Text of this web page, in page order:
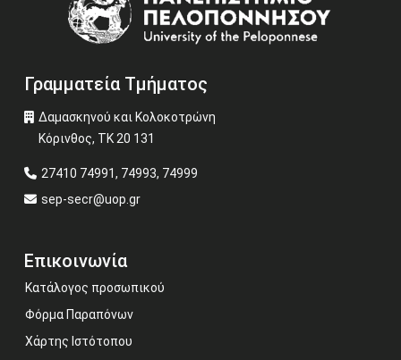
Γραμματεία Τμήματος
Δαμασκηνού και Κολοκοτρώνη
Κόρινθος, ΤΚ 20 131
27410 74991, 74993, 74999
sep-secr@uop.gr
Επικοινωνία
Κατάλογος προσωπικού
Φόρμα Παραπόνων
Χάρτης Ιστότοπου